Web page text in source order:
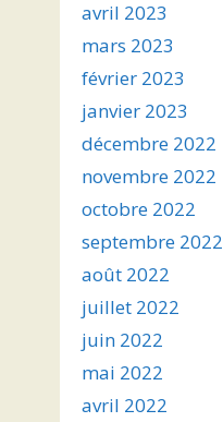
avril 2023
mars 2023
février 2023
janvier 2023
décembre 2022
novembre 2022
octobre 2022
septembre 2022
août 2022
juillet 2022
juin 2022
mai 2022
avril 2022